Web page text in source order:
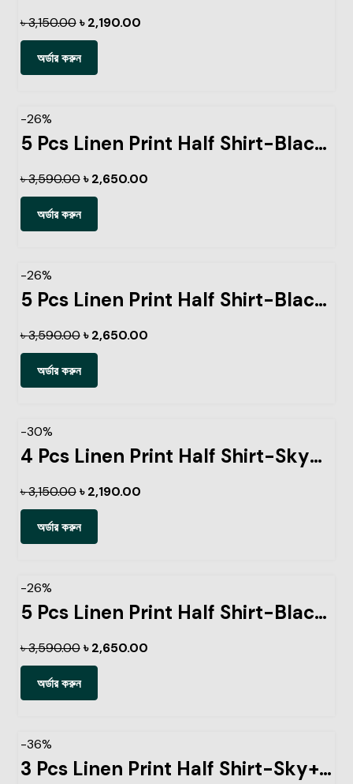
৳3,150.00 ৳2,190.00
অর্ডার করুন
-26%
5 Pcs Linen Print Half Shirt-Black+Sky+Petrol+Lemon+Pest
৳3,590.00 ৳2,650.00
অর্ডার করুন
-26%
5 Pcs Linen Print Half Shirt-Black+Sky+Petrol+Lemon+Ash
৳3,590.00 ৳2,650.00
অর্ডার করুন
-30%
4 Pcs Linen Print Half Shirt-Sky+Petrol+Ash+Pest
৳3,150.00 ৳2,190.00
অর্ডার করুন
-26%
5 Pcs Linen Print Half Shirt-Black+Sky+Petrol+Lemon+Kathal
৳3,590.00 ৳2,650.00
অর্ডার করুন
-36%
3 Pcs Linen Print Half Shirt-Sky+Petrol+Pest